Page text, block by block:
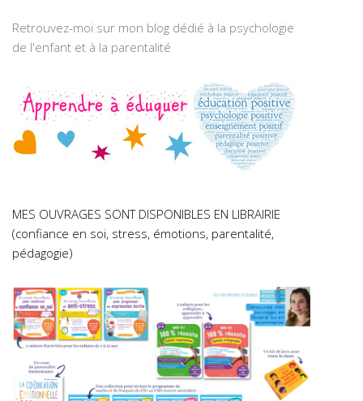
Retrouvez-moi sur mon blog dédié à la psychologie
de l'enfant et à la parentalité
MES OUVRAGES SONT DISPONIBLES EN LIBRAIRIE
(confiance en soi, stress, émotions, parentalité,
pédagogie)